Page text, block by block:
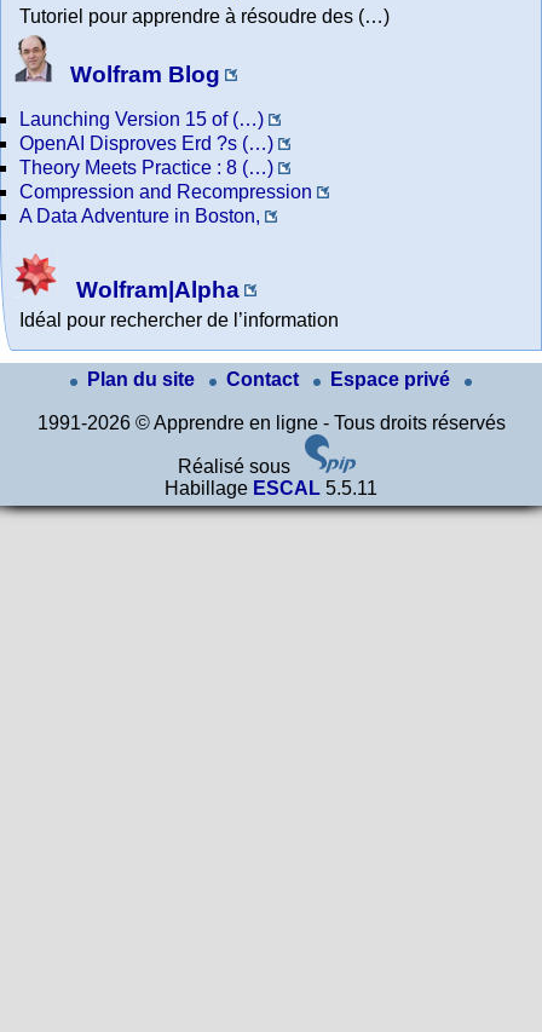
Tutoriel pour apprendre à résoudre des (…)
Wolfram Blog
Launching Version 15 of (…)
OpenAI Disproves Erd ?s (…)
Theory Meets Practice : 8 (…)
Compression and Recompression
A Data Adventure in Boston,
Wolfram|Alpha
Idéal pour rechercher de l’information
Plan du site Contact Espace privé
1991-2026 © Apprendre en ligne - Tous droits réservés
Réalisé sous
Habillage ESCAL 5.5.11